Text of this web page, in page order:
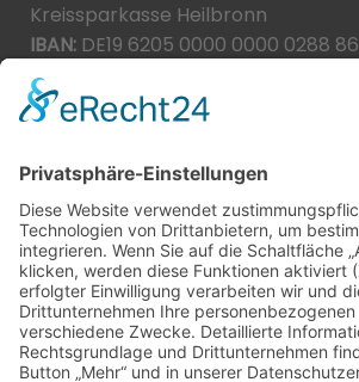
Kreissparkasse Heilbronn
IBAN: DE19 6205 0000 0000 0288 86
BIC:
Spende direkt via PayPal
JETZT SPENDEN
paypal@heilbronner-tierschutz.de